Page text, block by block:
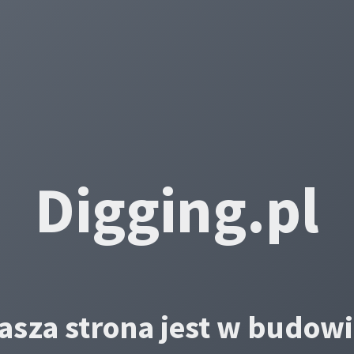
Digging.pl
strona jest w